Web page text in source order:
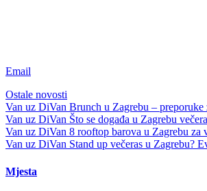
Email
Ostale novosti
Van uz DiVan Brunch u Zagrebu – preporuke
Van uz DiVan Što se događa u Zagrebu
Van uz DiVan 8 rooftop barova u Zagrebu za
Van uz DiVan Stand up večeras u Zagrebu?
Mjesta